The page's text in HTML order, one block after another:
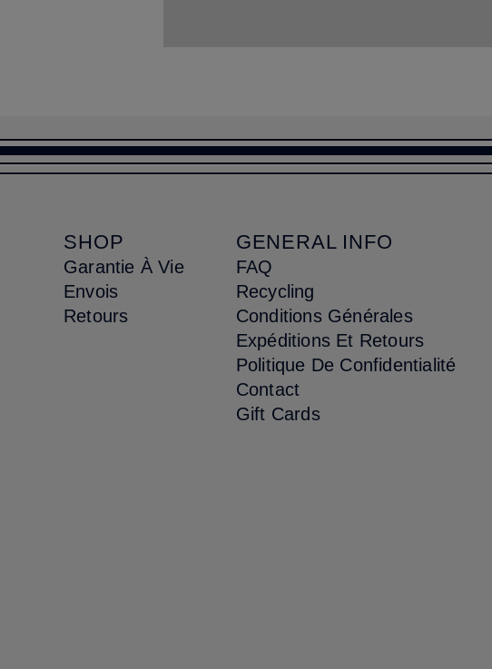
SHOP
Garantie À Vie
Envois
Retours
GENERAL INFO
FAQ
Recycling
Conditions Générales
Expéditions Et Retours
Politique De Confidentialité
Contact
Gift Cards